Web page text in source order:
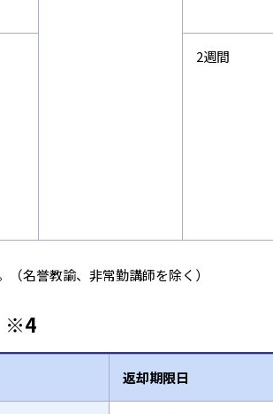
2週間
名誉教諭、非常勤講師を除く）
※4
返却期限日